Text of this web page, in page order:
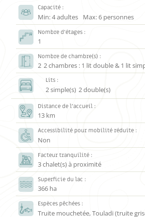
Capacité :
Min: 4 adultes Max: 6 personnes
Nombre d’étages :
1
Nombre de chambre(s) :
2 2 chambres : 1 lit double & 1 lit
Lits :
2 simple(s) 2 double(s)
Distance de l’accueil :
13 km
Accessibilité pour mobilité réduite :
Non
Facteur tranquilité :
3 chalet(s) à proximité
Superficie du lac :
366 ha
Espèces pêchées :
Truite mouchetée, Touladi (truite